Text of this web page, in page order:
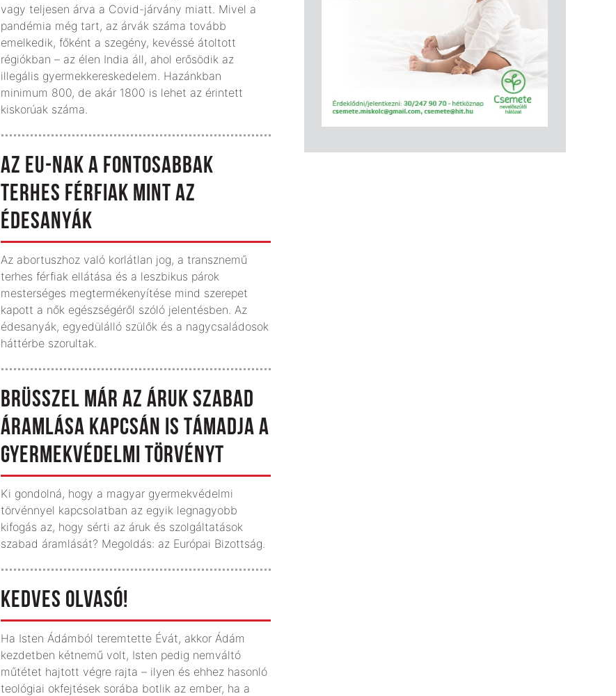
vagy teljesen árva a Covid-járvány miatt. Mivel a
pandémia még tart, az árvák száma tovább
emelkedik, főként a szegény, kevéssé átoltott
régiókban – az élen India áll, ahol erősödik az
illegális gyermekkereskedelem. Hazánkban
minimum 800, de akár 1800 is lehet az érintett
kiskorúak száma.
AZ EU-NAK A FONTOSABBAK
TERHES FÉRFIAK MINT AZ
ÉDESANYÁK
Az abortuszhoz való korlátlan jog, a transznemű
terhes férfiak ellátása és a leszbikus párok
mesterséges megtermékenyítése mind szerepet
kapott a nők egészségéről szóló jelentésben. Az
édesanyák, egyedülálló szülők és a nagycsaládosok
háttérbe szorultak.
BRÜSSZEL MÁR AZ ÁRUK SZABAD
ÁRAMLÁSA KAPCSÁN IS TÁMADJA A
GYERMEKVÉDELMI TÖRVÉNYT
Ki gondolná, hogy a magyar gyermekvédelmi
törvénnyel kapcsolatban az egyik legnagyobb
kifogás az, hogy sérti az áruk és szolgáltatások
szabad áramlását? Megoldás: az Európai Bizottság.
KEDVES OLVASÓ!
Ha Isten Ádámból teremtette Évát, akkor Ádám
kezdetben kétnemű volt, Isten pedig nemváltó
műtétet hajtott végre rajta – ilyen és ehhez hasonló
teológiai okfejtések sorába botlik az ember, ha a